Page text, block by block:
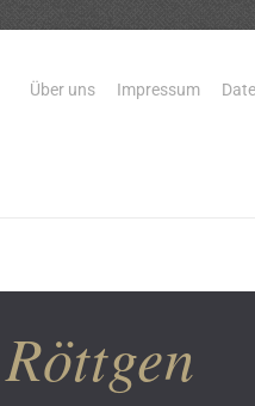
Über uns Impressum